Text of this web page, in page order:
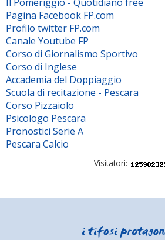
Pagina Facebook FP.com
Profilo twitter FP.com
Canale Youtube FP
Corso di Giornalismo Sportivo
Corso di Inglese
Accademia del Doppiaggio
Scuola di recitazione - Pescara
Corso Pizzaiolo
Psicologo Pescara
Pronostici Serie A
Pescara Calcio
Visitatori: